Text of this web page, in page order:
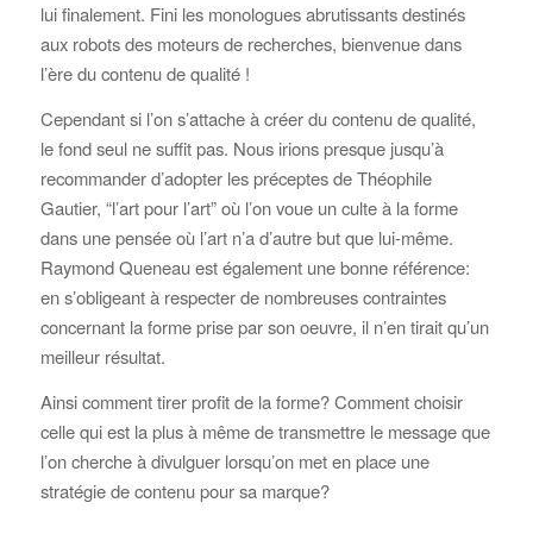
lui finalement. Fini les monologues abrutissants destinés
aux robots des moteurs de recherches, bienvenue dans
l’ère du contenu de qualité !
Cependant si l’on s’attache à créer du contenu de qualité,
le fond seul ne suffit pas. Nous irions presque jusqu’à
recommander d’adopter les préceptes de Théophile
Gautier, “l’art pour l’art” où l’on voue un culte à la forme
dans une pensée où l’art n’a d’autre but que lui-même.
Raymond Queneau est également une bonne référence:
en s’obligeant à respecter de nombreuses contraintes
concernant la forme prise par son oeuvre, il n’en tirait qu’un
meilleur résultat.
Ainsi comment tirer profit de la forme? Comment choisir
celle qui est la plus à même de transmettre le message que
l’on cherche à divulguer lorsqu’on met en place une
stratégie de contenu pour sa marque?